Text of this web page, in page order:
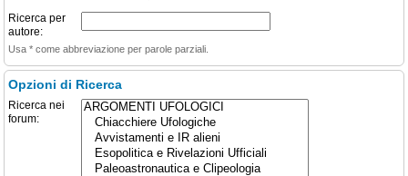
Ricerca per
autore:
Usa * come abbreviazione per parole parziali.
Opzioni di Ricerca
Ricerca nei
forum: